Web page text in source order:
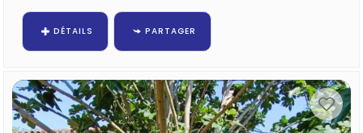
DÉTAILS PARTAGER